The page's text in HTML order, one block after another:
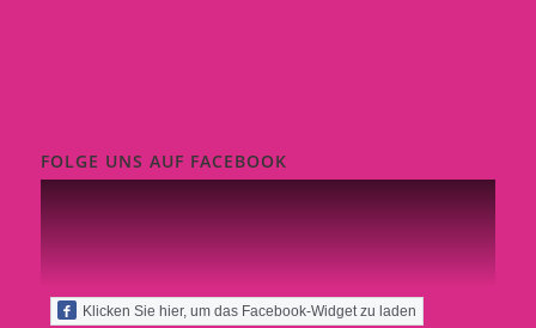
FOLGE UNS AUF FACEBOOK
Klicken Sie hier, um das Facebook-Widget zu laden